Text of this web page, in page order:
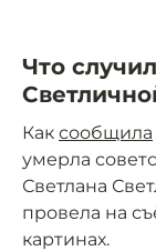
Что
Как сообщила
умерла
Светлана
провела на
картинах.